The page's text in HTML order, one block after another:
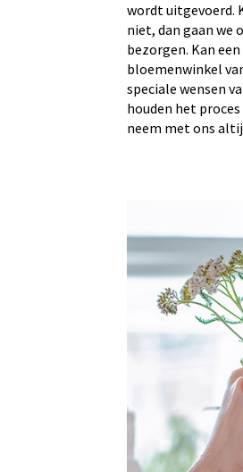
wordt uitgevoerd.
niet, dan gaan we
bezorgen. Kan
bloemenwinkel
speciale wensen
houden het
neem met ons